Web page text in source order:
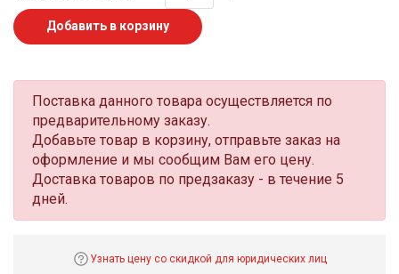
Добавить в корзину
Поставка данного товара осуществляется по
предварительному заказу.
Добавьте товар в корзину, отправьте заказ на
оформление и мы сообщим Вам его цену.
Доставка товаров по предзаказу - в течение 5
дней.
Узнать цену со скидкой для юридических лиц